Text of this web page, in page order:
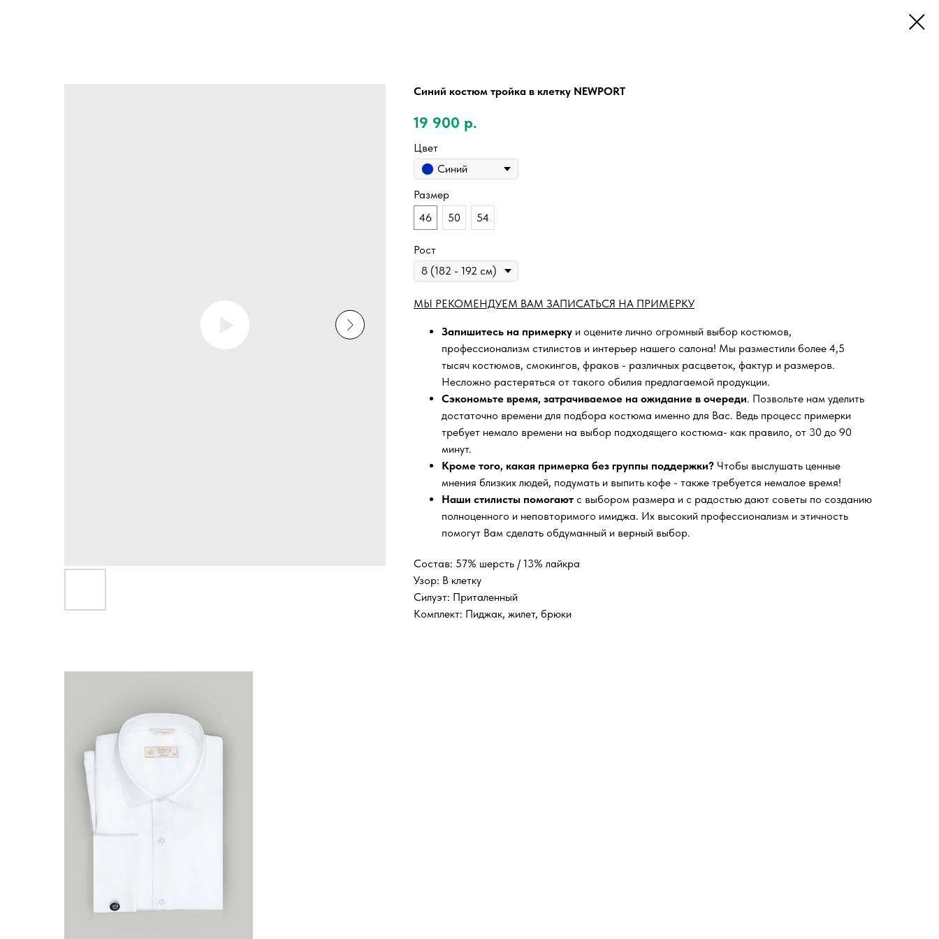
Синий костюм тройка в клетку NEWPORT
19 900 р.
Цвет
Синий
Размер
46
50 54
Рост
МЫ РЕКОМЕНДУЕМ ВАМ ЗАПИСАТЬСЯ НА ПРИМЕРКУ
Запишитесь на примерку и оцените лично огромный выбор костюмов,
профессионализм стилистов и интерьер нашего салона! Мы разместили более 4,5
тысяч костюмов, смокингов, фраков - различных расцветок, фактур и размеров.
Несложно растеряться от такого обилия предлагаемой продукции.
Сэкономьте время, затрачиваемое на ожидание в очереди. Позвольте нам уделить
достаточно времени для подбора костюма именно для Вас. Ведь процесс примерки
требует немало времени на выбор подходящего костюма- как правило, от 30 до 90
минут.
Кроме того, какая примерка без группы поддержки? Чтобы выслушать ценные
мнения близких людей, подумать и выпить кофе - также требуется немалое время!
Наши стилисты помогают с выбором размера и с радостью дают советы по созданию
полноценного и неповторимого имиджа. Их высокий профессионализм и этичность
помогут Вам сделать обдуманный и верный выбор.
Состав: 57% шерсть / 13% лайкра
Узор: В клетку
Силуэт: Приталенный
Комплект: Пиджак, жилет, брюки